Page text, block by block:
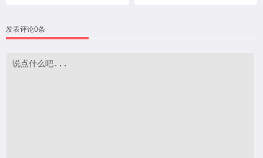
发表评论0条